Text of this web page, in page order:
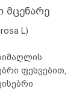
მცენარე
L)
ფესვებით,